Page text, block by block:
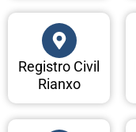
Registro Civil
Rianxo